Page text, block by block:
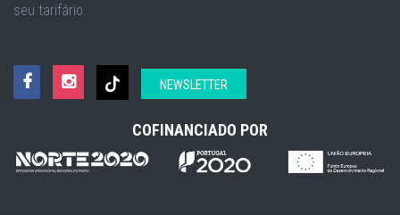
seu tarifário.
NEWSLETTER
COFINANCIADO POR